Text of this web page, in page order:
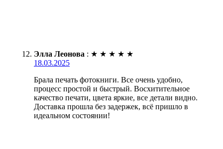
Элла Леонова : ★ ★ ★ ★ ★
18.03.2025
Брала печать фотокниги. Все очень удобно,
процесс простой и быстрый. Восхитительное
качество печати, цвета яркие, все детали видно.
Доставка прошла без задержек, всё пришло в
идеальном состоянии!